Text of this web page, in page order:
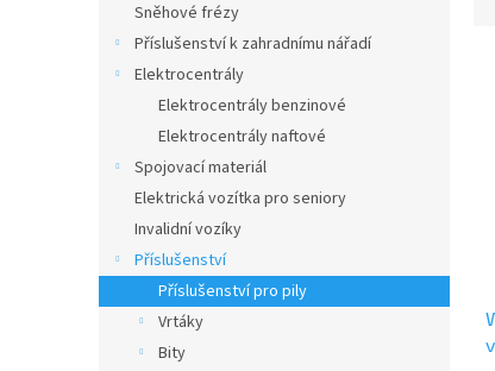
Sněhové frézy
Příslušenství k zahradnímu nářadí
Elektrocentrály
Elektrocentrály benzinové
Elektrocentrály naftové
Spojovací materiál
Elektrická vozítka pro seniory
Invalidní vozíky
Příslušenství
Příslušenství pro pily
Vrtáky
Bity